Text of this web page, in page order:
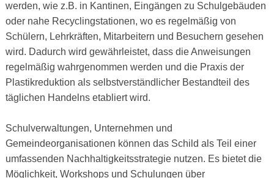
werden, wie z.B. in Kantinen, Eingängen zu Schulgebäuden
oder nahe Recyclingstationen, wo es regelmäßig von
Schülern, Lehrkräften, Mitarbeitern und Besuchern gesehen
wird. Dadurch wird gewährleistet, dass die Anweisungen
regelmäßig wahrgenommen werden und die Praxis der
Plastikreduktion als selbstverständlicher Bestandteil des
täglichen Handelns etabliert wird.
Schulverwaltungen, Unternehmen und
Gemeindeorganisationen können das Schild als Teil einer
umfassenden Nachhaltigkeitsstrategie nutzen. Es bietet die
Möglichkeit, Workshops und Schulungen über